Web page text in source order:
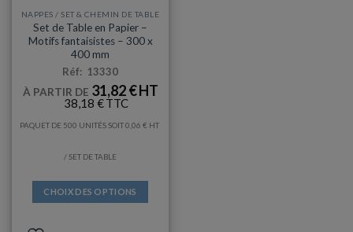
NAPPES / SET & CHEMIN DE TABLE
Set de Table en Papier –
Motifs fantaisistes – 300 x
400 mm
Réf: 13330
À PARTIR DE 31,82€
38,18 €
PAQUET DE 500 UNITÉS SOIT0,06 €
/ SET DE TABLE
CHOIX DES OPTIONS